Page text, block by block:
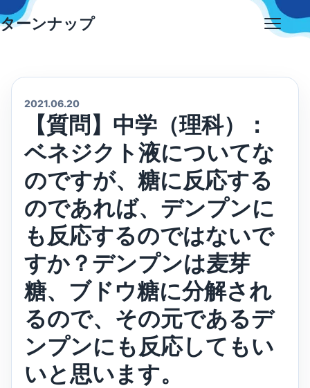
Skip
to
ターンナップ
2021.06.20
【質問】中学（理科）：
ベネジクト液についてな
のですが、糖に反応する
のであれば、デンプンに
も反応するのではないで
すか？デンプンは麦芽
糖、ブドウ糖に分解され
るので、その元であるデ
ンプンにも反応してもい
いと思います。